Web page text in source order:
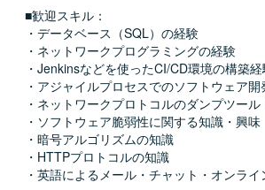
■歓迎スキル：
・データベース（SQL）の経験
・ネットワークプログラミングの経験
・Jenkinsなどを使ったCI/CD環境の構築
・アジャイルプロセスでのソフトウェア開
・ネットワークプロトコルのダンプツー
・ソフトウェア脆弱性に関する知識・興味
・暗号アルゴリズムの知識
・HTTPプロトコルの知識
・英語によるメール・チャット・オンラ